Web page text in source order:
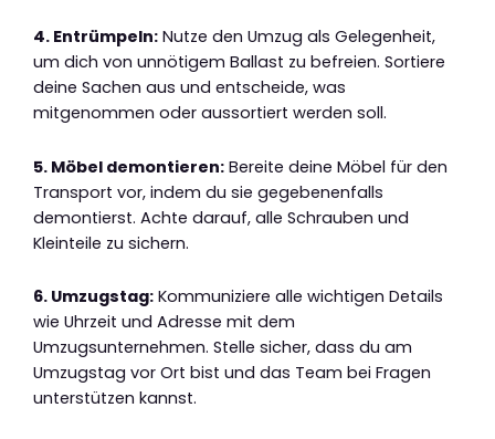
4. Entrümpeln: Nutze den Umzug als Gelegenheit,
um dich von unnötigem Ballast zu befreien. Sortiere
deine Sachen aus und entscheide, was
mitgenommen oder aussortiert werden soll.
5. Möbel demontieren: Bereite deine Möbel für den
Transport vor, indem du sie gegebenenfalls
demontierst. Achte darauf, alle Schrauben und
Kleinteile zu sichern.
6. Umzugstag: Kommuniziere alle wichtigen Details
wie Uhrzeit und Adresse mit dem
Umzugsunternehmen. Stelle sicher, dass du am
Umzugstag vor Ort bist und das Team bei Fragen
unterstützen kannst.